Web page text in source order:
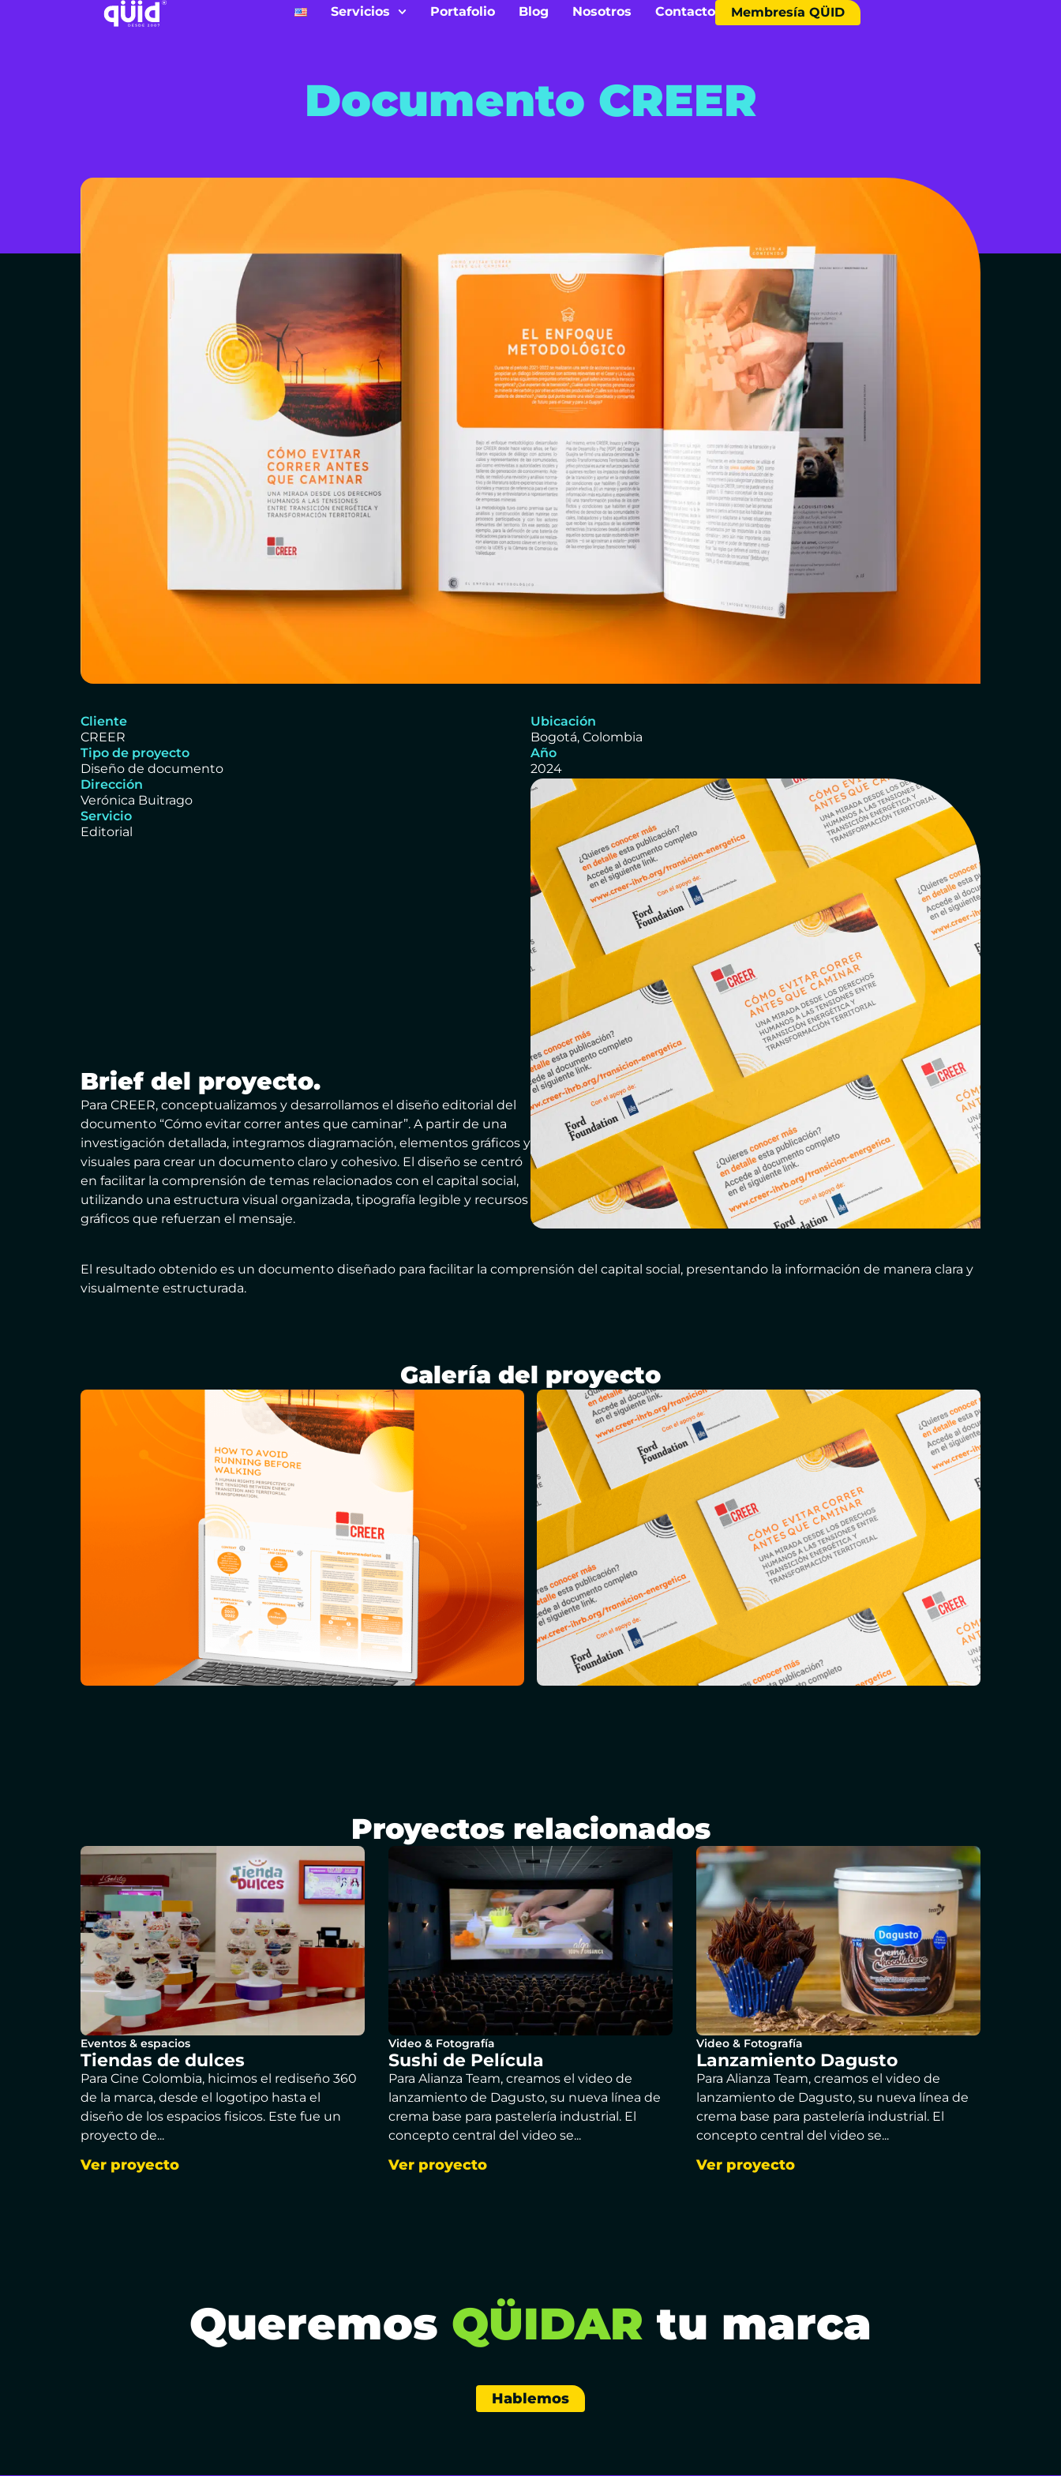
Servicios Portafolio Blog Nosotros Contacto Membresía QÜID
Documento CREER
Cliente
CREER
Tipo de proyecto
Diseño de documento
Dirección
Verónica Buitrago
Servicio
Editorial
Ubicación
Bogotá, Colombia
Año
2024
Brief del proyecto.
Para CREER, conceptualizamos y desarrollamos el diseño editorial del
documento “Cómo evitar correr antes que caminar”. A partir de una
investigación detallada, integramos diagramación, elementos gráficos y
visuales para crear un documento claro y cohesivo. El diseño se centró
en facilitar la comprensión de temas relacionados con el capital social,
utilizando una estructura visual organizada, tipografía legible y recursos
gráficos que refuerzan el mensaje.
El resultado obtenido es un documento diseñado para facilitar la comprensión del capital social, presentando la información de manera clara y
visualmente estructurada.
Galería del proyecto
Proyectos relacionados
Eventos & espacios
Tiendas de dulces
Para Cine Colombia, hicimos el rediseño 360
de la marca, desde el logotipo hasta el
diseño de los espacios fisicos. Este fue un
proyecto de...
Ver proyecto
Video & Fotografía
Sushi de Película
Para Alianza Team, creamos el video de
lanzamiento de Dagusto, su nueva línea de
crema base para pastelería industrial. El
concepto central del video se...
Ver proyecto
Video & Fotografía
Lanzamiento Dagusto
Para Alianza Team, creamos el video de
lanzamiento de Dagusto, su nueva línea de
crema base para pastelería industrial. El
concepto central del video se...
Ver proyecto
Queremos QÜIDAR tu marca
Hablemos